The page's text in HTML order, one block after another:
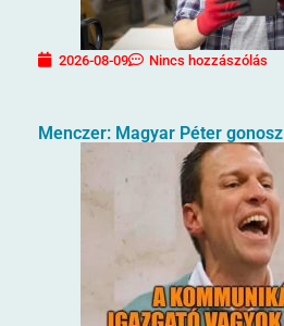
2026-08-09 Nincs hozzászólás
Menczer: Magyar Péter gonosz